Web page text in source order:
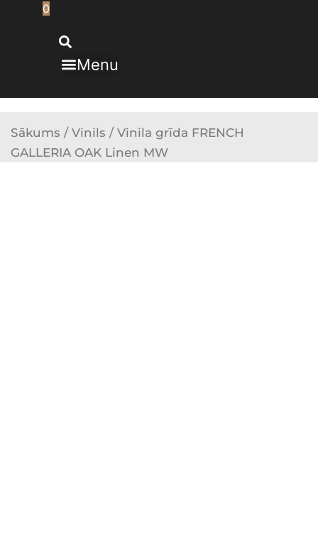
0
Menu
Sākums / Vinils / Vinila grīda FRENCH
GALLERIA OAK Linen MW